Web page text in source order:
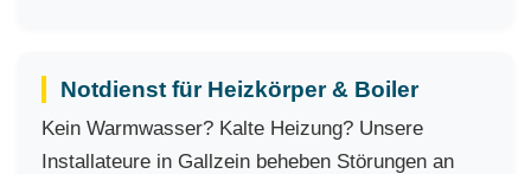
Notdienst für Heizkörper & Boiler
Kein Warmwasser? Kalte Heizung? Unsere
Installateure in Gallzein beheben Störungen an